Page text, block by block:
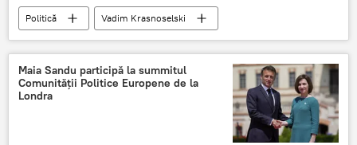
Politică
Vadim Krasnoselski
Tiraspol
Chișinău UE
Maia Sandu participă la summitul
Comunității Politice Europene de la
Londra